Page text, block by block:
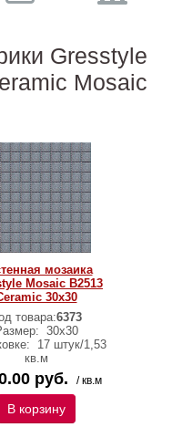
Gresstyle
Mosaic
мозаика
Mosaic В2513
30х30
товара:6373
30х30
17 штук/1,53
кв.м
руб. / кв.м
В корзину